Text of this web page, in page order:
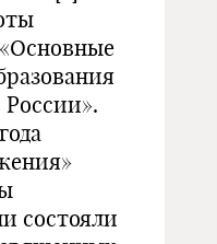
России».
состояли